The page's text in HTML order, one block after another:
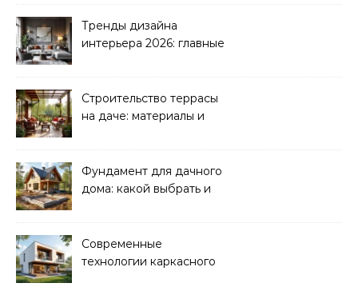
Тренды дизайна
интерьера 2026: главные
Строительство террасы
на даче: материалы и
Фундамент для дачного
дома: какой выбрать и
Современные
технологии каркасного